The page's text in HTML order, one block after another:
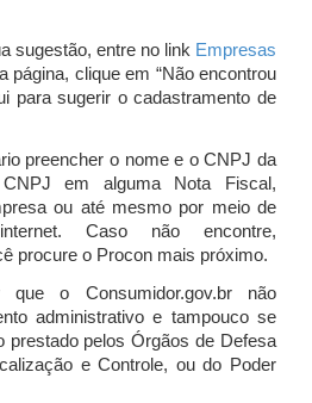
sugestão, entre no link Empresas
página, clique em “Não encontrou
para sugerir o cadastramento de
preencher o nome e o CNPJ da
em alguma Nota Fiscal,
ou até mesmo por meio de
Caso não encontre,
procure o Procon mais próximo.
que o Consumidor.gov.br não
administrativo e tampouco se
prestado pelos Órgãos de Defesa
e Controle, ou do Poder